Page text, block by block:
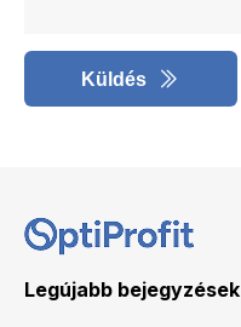
Küldés
Legújabb bejegyzések